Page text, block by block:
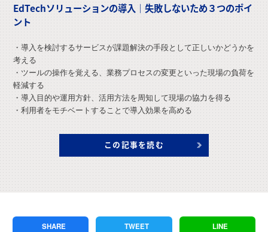
EdTechソリューションの導入｜失敗しないため３つのポイ
ント
・導入を検討するサービスが課題解決の手段として正しいかどうかを
考える
・ツールの操作を覚える、業務プロセスの変更といった現場の負荷を
軽減する
・導入目的や運用方針、活用方法を周知して現場の協力を得る
・利用者をモチベートすることで導入効果を高める
この記事を読む
SHARE TWEET LINE